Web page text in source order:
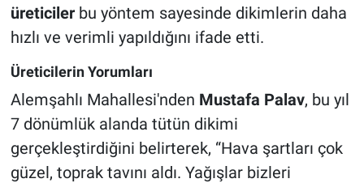
üreticilerbu yöntem sayesinde dikimlerin daha
hızlı ve verimli yapıldığını ifade etti.
Üreticilerin Yorumları
Alemşahlı Mahallesi'nden Mustafa Palav, bu yıl
7 dönümlük alanda tütün dikimi
gerçekleştirdiğini belirterek, “Hava şartları çok
güzel, toprak tavını aldı. Yağışlar bizleri